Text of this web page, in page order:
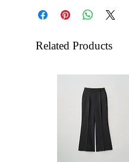
Related Products